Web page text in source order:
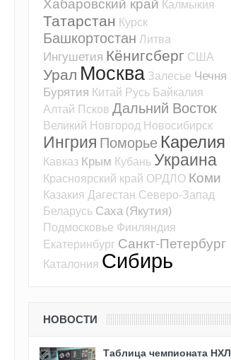
Калмыкия
Татарстан Курск
Башкортостан Литва
Ингушетия Кёнигсберг США
Урал Москва Залесье Чечня
Бурятия Китай Русь Байкалия
Алтай Псков Дальний Восток
Великий Новгород Новосибирск
Ингрия Поморье Карелия
Кавказ Крым Кубань Украина
Красноярский край ОРДЛО Коми
Казакия Дагестан Северо-Запад
Беларусь Саха (Якутия)
Подмосковье Финляндия
Екатеринбург Санкт-Петербург
Каталония Сибирь
НОВОСТИ
Таблица чемпионата НХЛ